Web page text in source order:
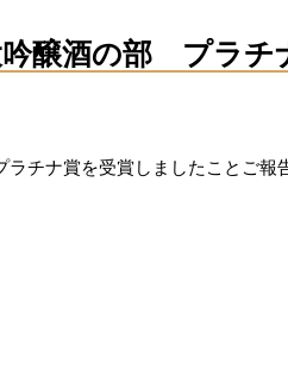
醸酒の部 プラチ
チナ賞を受賞しましたことご報